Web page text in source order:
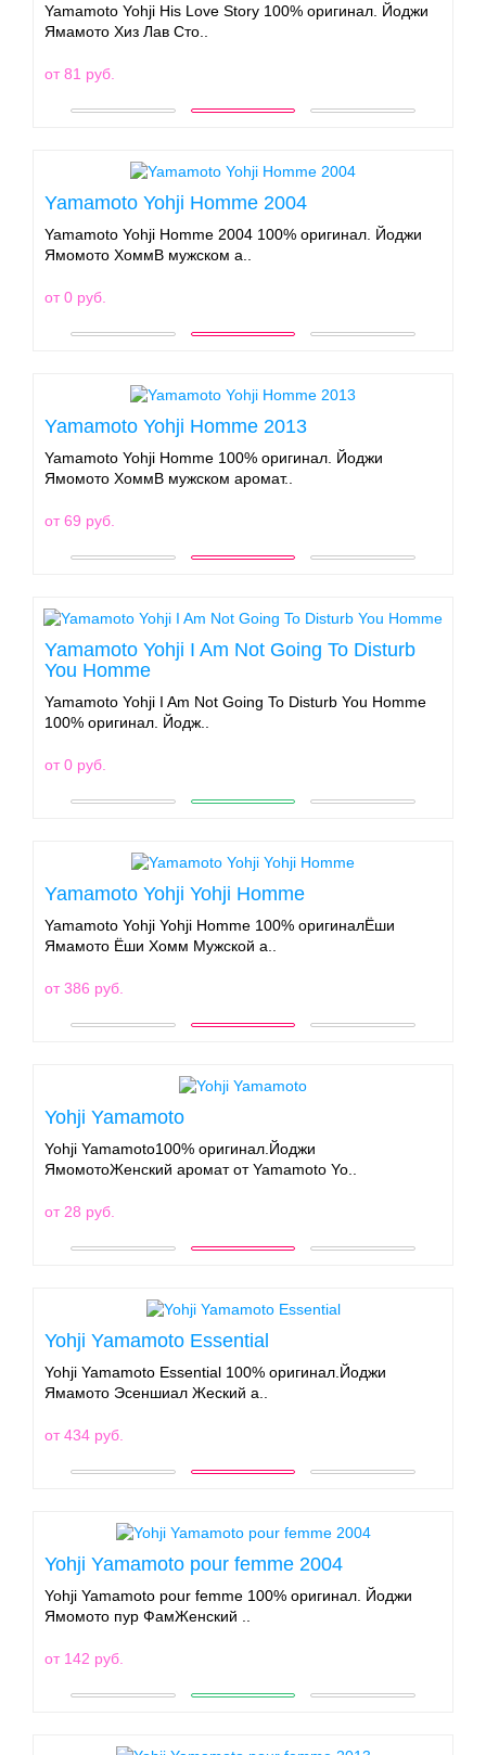
Yamamoto Yohji His Love Story 100% оригинал. Йоджи
Ямамото Хиз Лав Сто..
от 81 руб.
Yamamoto Yohji Homme 2004
Yamamoto Yohji Homme 2004 100% оригинал. Йоджи
Ямомото ХоммВ мужском а..
от 0 руб.
Yamamoto Yohji Homme 2013
Yamamoto Yohji Homme 100% оригинал. Йоджи
Ямомото ХоммВ мужском аромат..
от 69 руб.
Yamamoto Yohji I Am Not Going To Disturb
You Homme
Yamamoto Yohji I Am Not Going To Disturb You Homme
100% оригинал. Йодж..
от 0 руб.
Yamamoto Yohji Yohji Homme
Yamamoto Yohji Yohji Homme 100% оригиналЁши
Ямамото Ёши Хомм Мужской а..
от 386 руб.
Yohji Yamamoto
Yohji Yamamoto100% оригинал.Йоджи
ЯмомотоЖенский аромат от Yamamoto Yo..
от 28 руб.
Yohji Yamamoto Essential
Yohji Yamamoto Essential 100% оригинал.Йоджи
Ямамото Эсеншиал Жеский а..
от 434 руб.
Yohji Yamamoto pour femme 2004
Yohji Yamamoto pour femme 100% оригинал. Йоджи
Ямомото пур ФамЖенский ..
от 142 руб.